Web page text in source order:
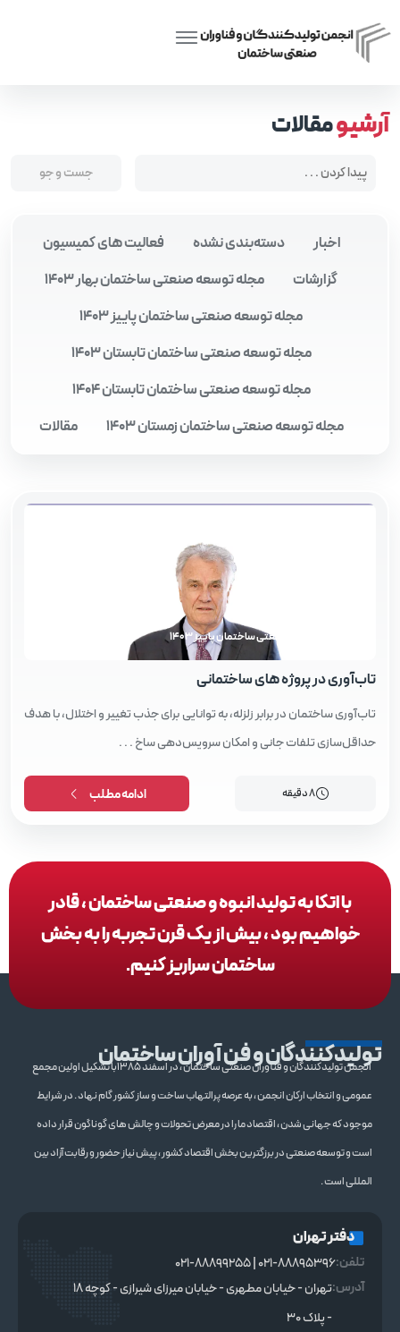
آرشیومقالات
اخبار دسته‌بندی نشده
فعالیت های کمیسیون
گزارشات
مجله توسعه صنعتی ساختمان بهار 1403
مجله توسعه صنعتی ساختمان پاییز 1403
مجله توسعه صنعتی ساختمان تابستان 1403
مجله توسعه صنعتی ساختمان تابستان 1404
مجله توسعه صنعتی ساختمان زمستان 1403
مقالات
مجله توسعه صنعتی ساختمان پاییز 1403
تاب‌آوری در پروژه‌ های ساختمانی
تاب‌آوری ساختمان در برابر زلزله، به توانایی برای جذب تغییر و اختلال، با هدف
حداقل‌سازی‌ تلفات جانی و امکان سرویس‌دهی ساخ . . .
8 دقیقه ادامه مطلب
با اتکا به تولید انبوه و صنعتی ساختمان ، قادر
خواهیم بود ، بیش از یک قرن تجربه را به بخش
ساختمان سراریز کنیم.
تولیدکنندگان و فن آوران ساختمانانجمن تولیدکنندگان و فنآوران صنعتی ساختمان ، در اسفند 1385با تشکیل اولین مجمع
عمومی و انتخاب ارکان انجمن ، به عرصه پرالتهاب ساخت و ساز کشور گام نهاد . در شرایط
موجود که جهانی شدن ، اقتصاد ما را در معرض تحولات و چالش های گوناگون قرار داده
است و توسعه صنعتی در برزگترین بخش اقتصاد کشور ، پیش نیاز حضور و رقابت آزاد بین
المللی است .
دفتر تهران
تلفن:021-88895396 | 021-88899255
آدرس:
تهران - خیابان مطهری - خیابان میرزای شیرازی - کوچه ۱۸
- پلاک ۳۰